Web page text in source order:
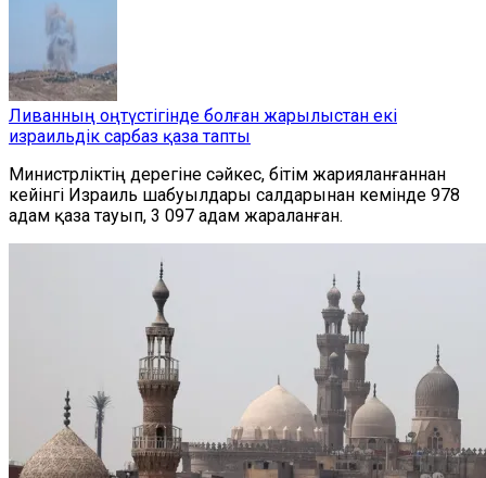
Ливанның оңтүстігінде болған жарылыстан екі
израильдік сарбаз қаза тапты
Министрліктің дерегіне сәйкес, бітім жарияланғаннан
кейінгі Израиль шабуылдары салдарынан кемінде 978
адам қаза тауып, 3 097 адам жараланған.